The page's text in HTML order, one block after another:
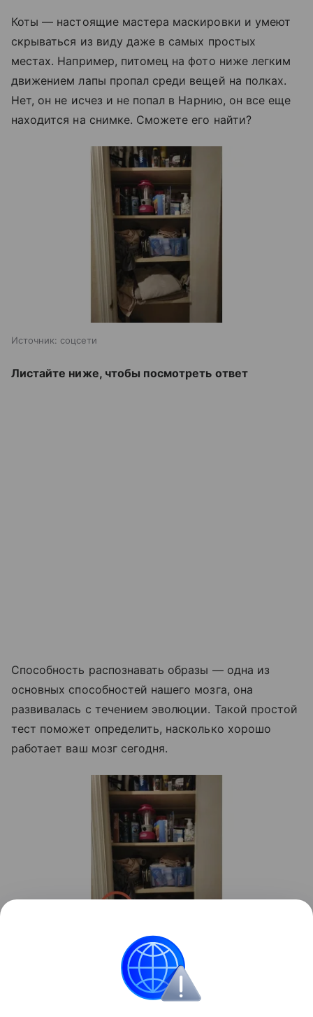
Коты — настоящие мастера маскировки и умеют
скрываться из виду даже в самых простых
местах. Например, питомец на фото ниже легким
движением лапы пропал среди вещей на полках.
Нет, он не исчез и не попал в Нарнию, он все еще
находится на снимке. Сможете его найти?
Источник: соцсети
Листайте ниже, чтобы посмотреть ответ
Способность распознавать образы — одна из
основных способностей нашего мозга, она
развивалась с течением эволюции. Такой простой
тест поможет определить, насколько хорошо
работает ваш мозг сегодня.